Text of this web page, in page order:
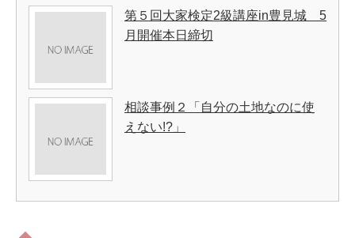
第５回大家検定2級講座in豊見城 5
月開催本日締切
相談事例２「自分の土地なのに使
えない!?」